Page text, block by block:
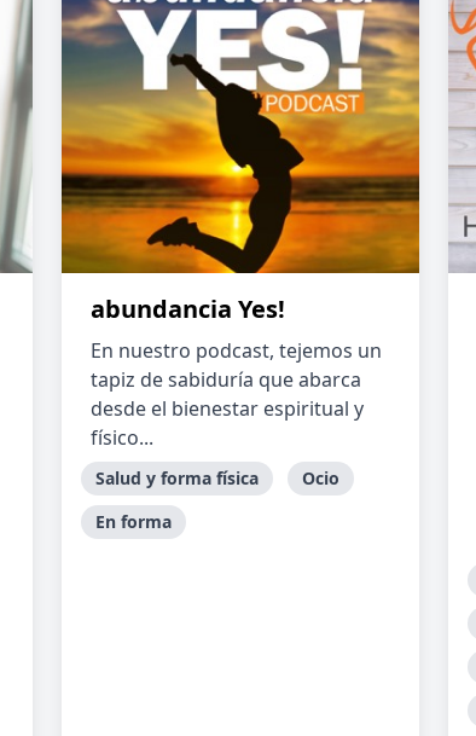
abundancia Yes!
En nuestro podcast, tejemos un
tapiz de sabiduría que abarca
desde el bienestar espiritual y
físico...
Salud y forma física
Ocio
En forma